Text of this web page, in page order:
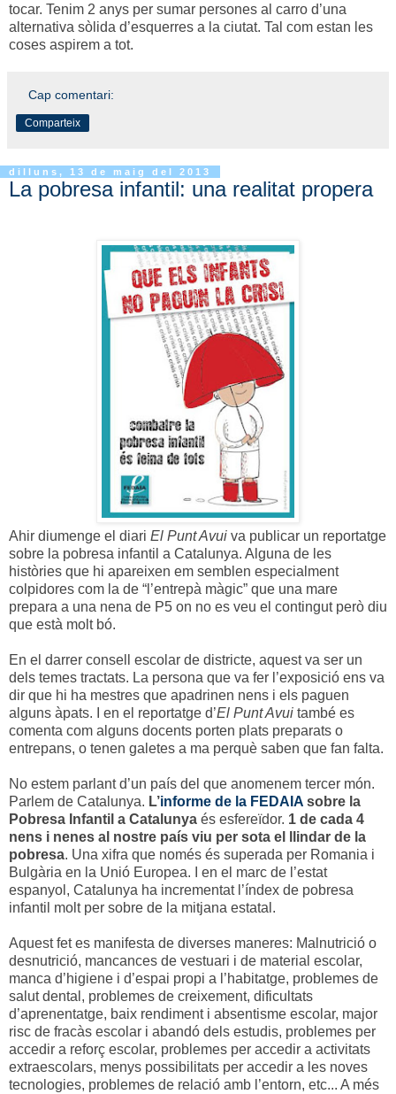
tocar. Tenim 2 anys per sumar persones al carro d’una
alternativa sòlida d’esquerres a la ciutat. Tal com estan les
coses aspirem a tot.
Cap comentari:
Comparteix
dilluns, 13 de maig del 2013
La pobresa infantil: una realitat propera
Ahir diumenge el diari El Punt Avui va publicar un reportatge
sobre la pobresa infantil a Catalunya. Alguna de les
històries que hi apareixen em semblen especialment
colpidores com la de “l’entrepà màgic” que una mare
prepara a una nena de P5 on no es veu el contingut però diu
que està molt bó.
En el darrer consell escolar de districte, aquest va ser un
dels temes tractats. La persona que va fer l’exposició ens va
dir que hi ha mestres que apadrinen nens i els paguen
alguns àpats. I en el reportatge d’El Punt Avui també es
comenta com alguns docents porten plats preparats o
entrepans, o tenen galetes a ma perquè saben que fan falta.
No estem parlant d’un país del que anomenem tercer món.
Parlem de Catalunya. L’informe de la FEDAIA sobre la
Pobresa Infantil a Catalunya és esfereïdor. 1 de cada 4
nens i nenes al nostre país viu per sota el llindar de la
pobresa. Una xifra que només és superada per Romania i
Bulgària en la Unió Europea. I en el marc de l’estat
espanyol, Catalunya ha incrementat l’índex de pobresa
infantil molt per sobre de la mitjana estatal.
Aquest fet es manifesta de diverses maneres: Malnutrició o
desnutrició, mancances de vestuari i de material escolar,
manca d’higiene i d’espai propi a l’habitatge, problemes de
salut dental, problemes de creixement, dificultats
d’aprenentatge, baix rendiment i absentisme escolar, major
risc de fracàs escolar i abandó dels estudis, problemes per
accedir a reforç escolar, problemes per accedir a activitats
extraescolars, menys possibilitats per accedir a les noves
tecnologies, problemes de relació amb l’entorn, etc... A més